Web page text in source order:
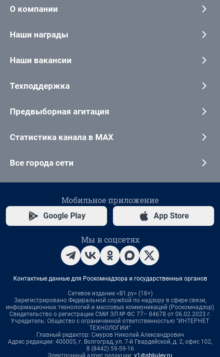
О компании
Наши награды
Наши вакансии
Техподдержка
Предвыборная агитация
Статистика канала в MAX
Все города сети
Мобильное приложение
Google Play App Store
Мы в соцсетях
Контактные данные для Роскомнадзора и государственных органов
Сетевое издание «В1.ру» (18+)
Зарегистрировано Федеральной службой по надзору в сфере связи,
информационных технологий и массовых коммуникаций (Роскомнадзор)
Свидетельство о регистрации СМИ ЭЛ № ФС 77– 84678 от 06.02.2023 г.
Учредитель: Общество с ограниченной ответственностью "ИНТЕРНЕТ
ТЕХНОЛОГИИ"
Главный редактор: Смуров Николай Александрович
Адрес редакции: 400005, г. Волгоград, ул. 7-й Гвардейской, д. 2, офис 102,
8 (8442) 59-59-16
Электронный адрес редакции: v1@shkulev.ru